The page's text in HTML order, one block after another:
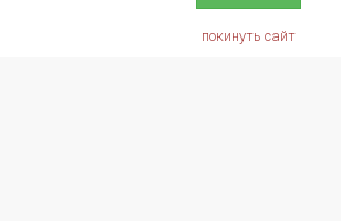
Тем, кто хочетпокинуть сайт